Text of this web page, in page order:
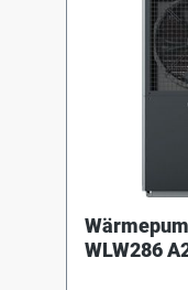
WLW286
Zubehör,